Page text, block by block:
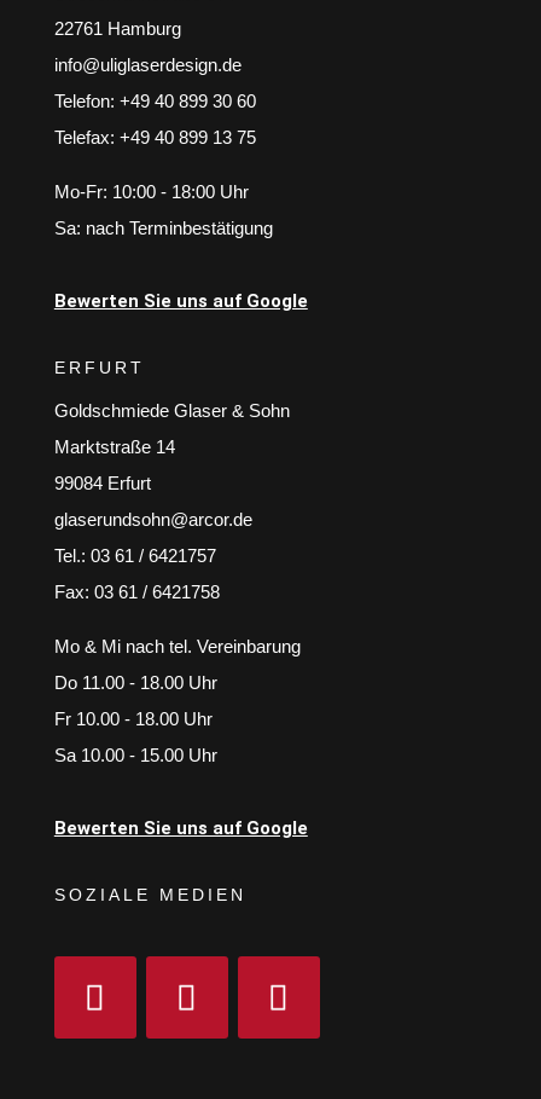
22761 Hamburg
info@uliglaserdesign.de
Telefon: +49 40 899 30 60
Telefax: +49 40 899 13 75
Mo-Fr: 10:00 - 18:00 Uhr
Sa: nach Terminbestätigung
Bewerten Sie uns auf Google
ERFURT
Goldschmiede Glaser & Sohn
Marktstraße 14
99084 Erfurt
glaserundsohn@arcor.de
Tel.: 03 61 / 6421757
Fax: 03 61 / 6421758
Mo & Mi nach tel. Vereinbarung
Do 11.00 - 18.00 Uhr
Fr 10.00 - 18.00 Uhr
Sa 10.00 - 15.00 Uhr
Bewerten Sie uns auf Google
SOZIALE MEDIEN